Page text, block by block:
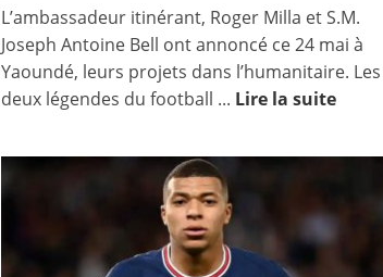
L’ambassadeur itinérant, Roger Milla et S.M.
Joseph Antoine Bell ont annoncé ce 24 mai à
Yaoundé, leurs projets dans l’humanitaire. Les
deux légendes du football ... Lire la suite